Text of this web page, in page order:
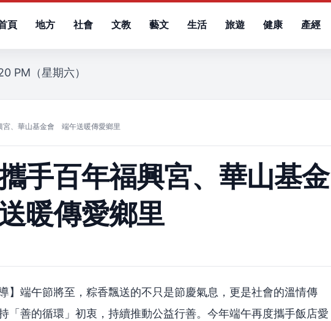
頁 地方 社會 文教 藝文 生活 旅遊 健康 產經
PM（星期六）
宮、華山基金會 端午送暖傳愛鄉里
手百年福興宮、華山基金
暖傳愛鄉里
】端午節將至，粽香飄送的不只是節慶氣息，更是社會的溫情傳
「善的循環」初衷，持續推動公益行善。今年端午再度攜手飯店愛